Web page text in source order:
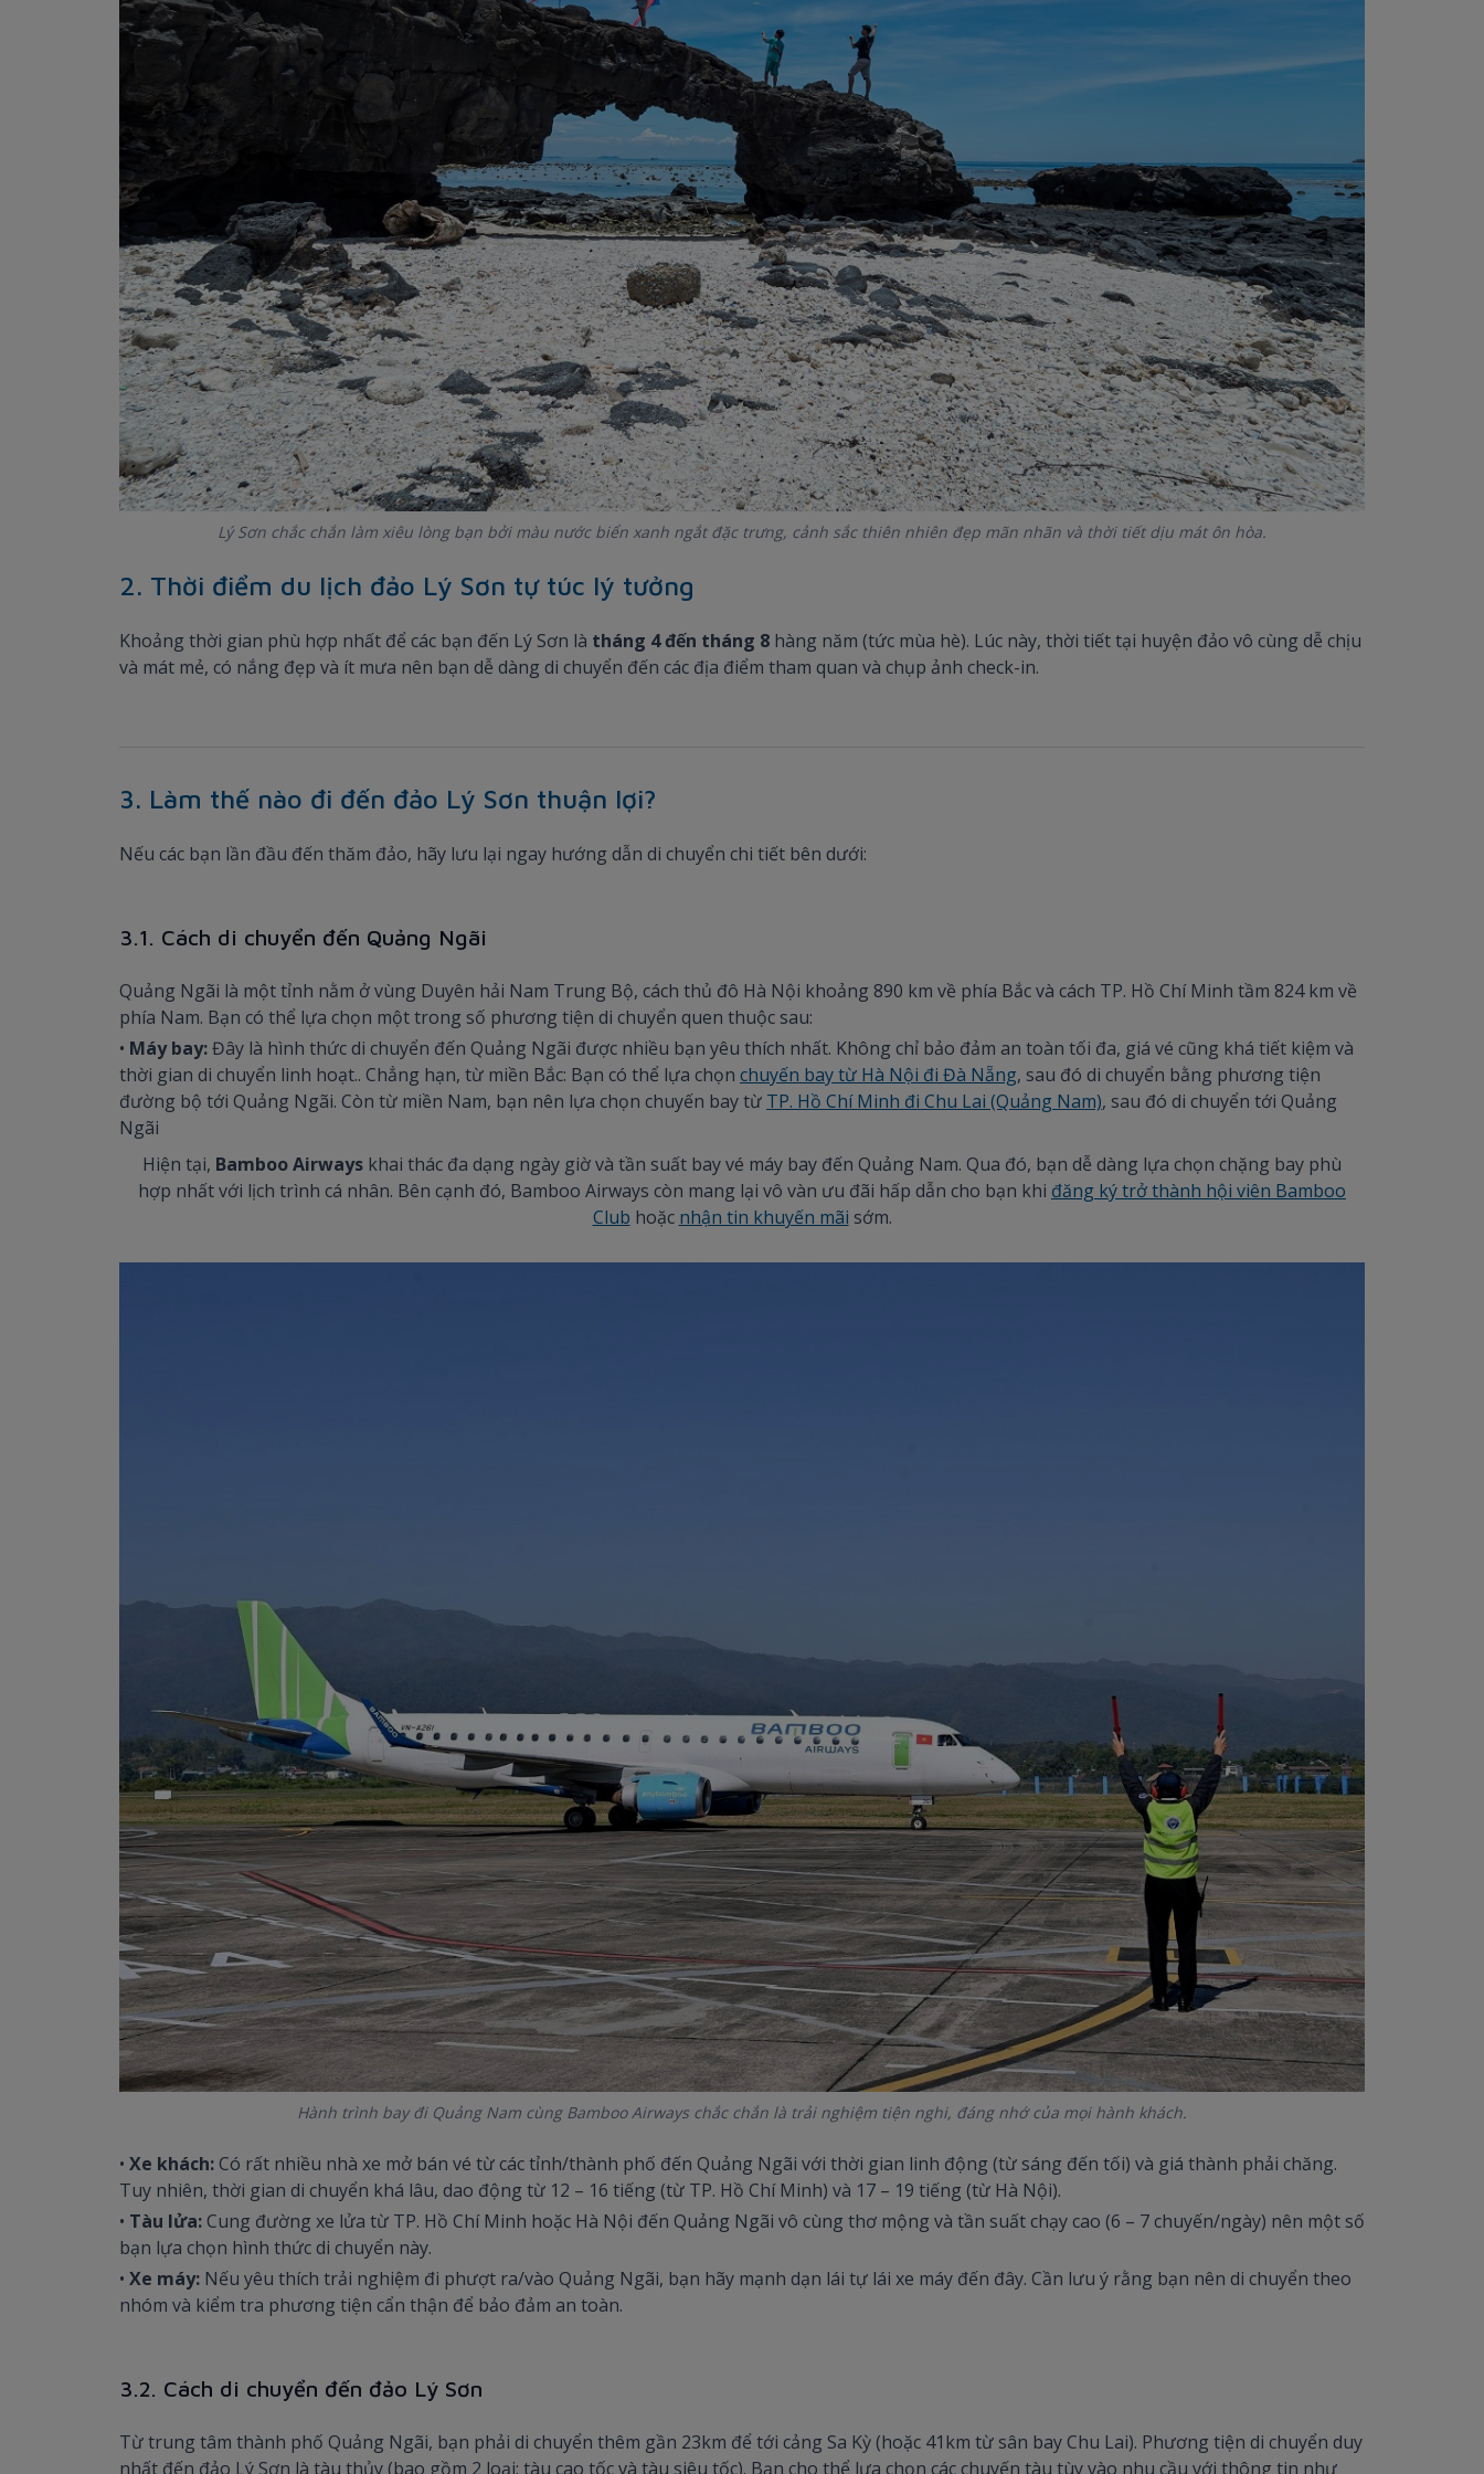
Lý Sơn chắc chắn làm xiêu lòng bạn bởi màu nước biển xanh ngắt đặc trưng, cảnh sắc thiên nhiên đẹp mãn nhãn và thời tiết dịu mát ôn hòa.
2. Thời điểm du lịch đảo Lý Sơn tự túc lý tưởng
Khoảng thời gian phù hợp nhất để các bạn đến Lý Sơn là tháng 4 đến tháng 8 hàng năm (tức mùa hè). Lúc này, thời tiết tại huyện đảo vô cùng dễ chịu
và mát mẻ, có nắng đẹp và ít mưa nên bạn dễ dàng di chuyển đến các địa điểm tham quan và chụp ảnh check-in.
3. Làm thế nào đi đến đảo Lý Sơn thuận lợi?
Nếu các bạn lần đầu đến thăm đảo, hãy lưu lại ngay hướng dẫn di chuyển chi tiết bên dưới:
3.1. Cách di chuyển đến Quảng Ngãi
Quảng Ngãi là một tỉnh nằm ở vùng Duyên hải Nam Trung Bộ, cách thủ đô Hà Nội khoảng 890 km về phía Bắc và cách TP. Hồ Chí Minh tầm 824 km về
phía Nam. Bạn có thể lựa chọn một trong số phương tiện di chuyển quen thuộc sau:
• Máy bay:Đây là hình thức di chuyển đến Quảng Ngãi được nhiều bạn yêu thích nhất. Không chỉ bảo đảm an toàn tối đa, giá vé cũng khá tiết kiệm và
thời gian di chuyển linh hoạt.. Chẳng hạn, từ miền Bắc: Bạn có thể lựa chọn chuyến bay từ Hà Nội đi Đà Nẵng, sau đó di chuyển bằng phương tiện
đường bộ tới Quảng Ngãi. Còn từ miền Nam, bạn nên lựa chọn chuyến bay từ TP. Hồ Chí Minh đi Chu Lai (Quảng Nam), sau đó di chuyển tới Quảng
Ngãi
Hiện tại, Bamboo Airways khai thác đa dạng ngày giờ và tần suất bay vé máy bay đến Quảng Nam. Qua đó, bạn dễ dàng lựa chọn chặng bay phù
hợp nhất với lịch trình cá nhân. Bên cạnh đó, Bamboo Airways còn mang lại vô vàn ưu đãi hấp dẫn cho bạn khi đăng ký trở thành hội viên Bamboo
Club hoặc nhận tin khuyến mãi sớm.
Hành trình bay đi Quảng Nam cùng Bamboo Airways chắc chắn là trải nghiệm tiện nghi, đáng nhớ của mọi hành khách.
• Xe khách: Có rất nhiều nhà xe mở bán vé từ các tỉnh/thành phố đến Quảng Ngãi với thời gian linh động (từ sáng đến tối) và giá thành phải chăng.
Tuy nhiên, thời gian di chuyển khá lâu, dao động từ 12 – 16 tiếng (từ TP. Hồ Chí Minh) và 17 – 19 tiếng (từ Hà Nội).
• Tàu lửa: Cung đường xe lửa từ TP. Hồ Chí Minh hoặc Hà Nội đến Quảng Ngãi vô cùng thơ mộng và tần suất chạy cao (6 – 7 chuyến/ngày) nên một số
bạn lựa chọn hình thức di chuyển này.
• Xe máy: Nếu yêu thích trải nghiệm đi phượt ra/vào Quảng Ngãi, bạn hãy mạnh dạn lái tự lái xe máy đến đây. Cần lưu ý rằng bạn nên di chuyển theo
nhóm và kiểm tra phương tiện cẩn thận để bảo đảm an toàn.
3.2. Cách di chuyển đến đảo Lý Sơn
Từ trung tâm thành phố Quảng Ngãi, bạn phải di chuyển thêm gần 23km để tới cảng Sa Kỳ (hoặc 41km từ sân bay Chu Lai). Phương tiện di chuyển duy
nhất đến đảo Lý Sơn là tàu thủy (bao gồm 2 loại: tàu cao tốc và tàu siêu tốc). Bạn cho thể lựa chọn các chuyến tàu tùy vào nhu cầu với thông tin như